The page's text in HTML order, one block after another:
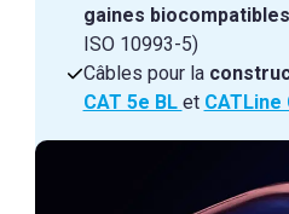
gaines biocompatibles
ISO 10993-5)
Câbles pour la
CAT 5e BL et CATLine